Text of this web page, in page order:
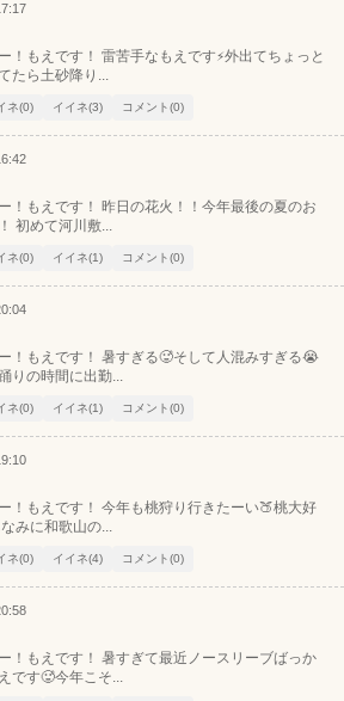
！もえです！ 雷苦手なもえです⚡️外出てちょっと
たら土砂降り...
ネ(0) イイネ(3) コメント(0)
！もえです！ 昨日の花火！！今年最後の夏のお
初めて河川敷...
ネ(0) イイネ(1) コメント(0)
！もえです！ 暑すぎる🥵そして人混みすぎる😭
りの時間に出勤...
ネ(0) イイネ(1) コメント(0)
！もえです！ 今年も桃狩り行きたーい🍑桃大好
みに和歌山の...
ネ(0) イイネ(4) コメント(0)
！もえです！ 暑すぎて最近ノースリーブばっか
です🥵今年こそ...
このお店をシェアする
お店のURLをコピー
会員ログイン
女の子ログイン
店舗ログイン
新規会員登録
関西
九州